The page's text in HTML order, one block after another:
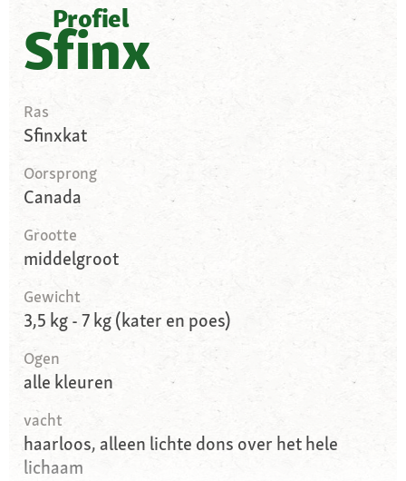
Profiel
Sfinx
Ras
Sfinxkat
Oorsprong
Canada
Grootte
middelgroot
Gewicht
3,5 kg - 7 kg (kater en poes)
Ogen
alle kleuren
vacht
haarloos, alleen lichte dons over het hele
lichaam